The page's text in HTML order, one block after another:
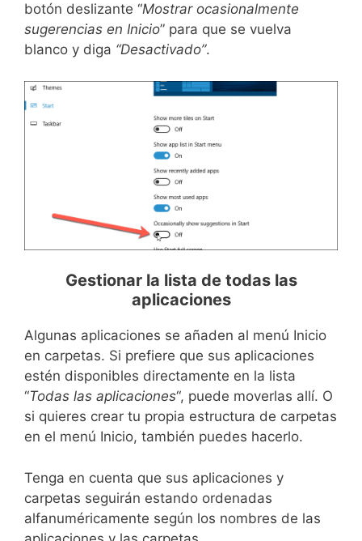
botón deslizante “Mostrar ocasionalmente
sugerencias en Inicio” para que se vuelva
blanco y diga “Desactivado”.
Gestionar la lista de todas las
aplicaciones
Algunas aplicaciones se añaden al menú Inicio
en carpetas. Si prefiere que sus aplicaciones
estén disponibles directamente en la lista
“Todas las aplicaciones“, puede moverlas allí. O
si quieres crear tu propia estructura de carpetas
en el menú Inicio, también puedes hacerlo.
Tenga en cuenta que sus aplicaciones y
carpetas seguirán estando ordenadas
alfanuméricamente según los nombres de las